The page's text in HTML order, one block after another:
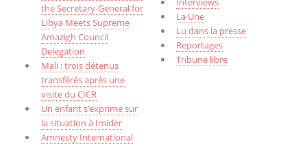
the Secretary-General for
Libya Meets Supreme
Amazigh Council
Delegation
Mali : trois détenus
transférés après une
visite du CICR
Un enfant s’exprime sur
la situation à Imider
Amnesty International
La Une
Lu dans la presse
Reportages
Tribune libre